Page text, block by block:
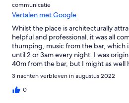
communicatie
Vertalen met Google
Whilst the place is architecturally
helpful and professional, it was all
thumping, music from the bar, which
until 2 or 3am every night. I was
40m from the bar, but I might as well
one of the tables in the bar itself. I
was moved to a so-called "luxury
it made little difference. Not really
3 nachten verbleven in augustus 2022
0